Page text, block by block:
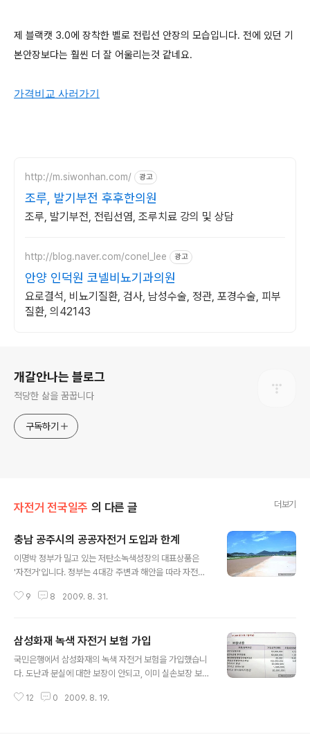
제 블랙캣 3.0에 장착한 벨로 전립선 안장의 모습입니다. 전에 있던 기
본안장보다는 훨씬 더 잘 어울리는것 같네요.
가격비교 사러가기
http://m.siwonhan.com/ 광고
조루, 발기부전 후후한의원
조루, 발기부전, 전립선염, 조루치료 강의 및 상담
http://blog.naver.com/conel_lee 광고
안양 인덕원 코넬비뇨기과의원
요로결석, 비뇨기질환, 검사, 남성수술, 정관, 포경수술, 피부
질환, 의42143
개갈안나는 블로그
적당한 삶을 꿈꿉니다
구독하기
자전거 전국일주 의 다른 글 더보기
충남 공주시의 공공자전거 도입과 한계
이명박 정부가 밀고 있는 저탄소녹색성장의 대표상품은
'자전거'입니다. 정부는 4대강 주변과 해안을 따라 자전거
표했습니다. 하지만 정작 자전거타기가 활성화되어야 할
험도 들고 공공자전거를 도입하기도 하지만 대부분의 기초
자치단체들은 생색내기용 자전거도로 만들기에 그치고 있
습니다. 하지만 지방이야 말로 자전거가 대체교통수단으로
전 충남 공주에 갔는데 눈에 띄게 자전거 도로를 확충하고
9 8 2009. 8. 31.
삼성화재 녹색 자전거 보험 가입
국민은행에서 삼성화재의 녹색 자전거 보험을 가입했습니
다. 도난과 분실에 대한 보장이 안되고, 이미 실손보장 보험
다. 그래도 어쩌겠습니까. 다른 보험도 없고, 가격도 저렴(3
12 0 2009. 8. 19.